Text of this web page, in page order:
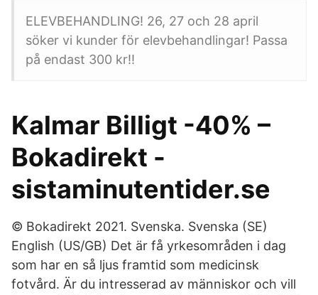
ELEVBEHANDLING! 26, 27 och 28 april
söker vi kunder för elevbehandlingar! Passa
på endast 300 kr!!
Kalmar Billigt -40% –
Bokadirekt -
sistaminutentider.se
© Bokadirekt 2021. Svenska. Svenska (SE)
English (US/GB) Det är få yrkesområden i dag
som har en så ljus framtid som medicinsk
fotvård. Är du intresserad av människor och vill